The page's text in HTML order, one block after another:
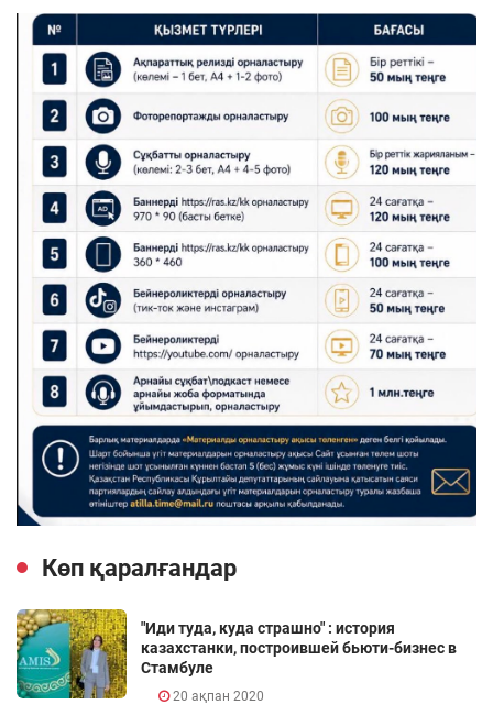
Көп қаралғандар
"Иди туда, куда страшно" : история
казахстанки, построившей бьюти-бизнес в
Стамбуле
20 ақпан 2020